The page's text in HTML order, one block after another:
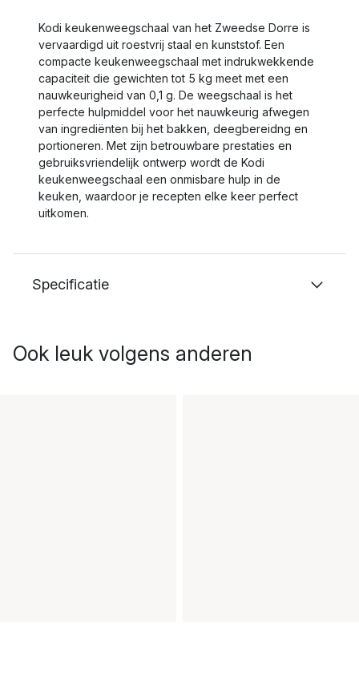
Kodi keukenweegschaal van het Zweedse Dorre is
vervaardigd uit roestvrij staal en kunststof. Een
compacte keukenweegschaal met indrukwekkende
capaciteit die gewichten tot 5 kg meet met een
nauwkeurigheid van 0,1 g. De weegschaal is het
perfecte hulpmiddel voor het nauwkeurig afwegen
van ingrediënten bij het bakken, deegbereidng en
portioneren. Met zijn betrouwbare prestaties en
gebruiksvriendelijk ontwerp wordt de Kodi
keukenweegschaal een onmisbare hulp in de
keuken, waardoor je recepten elke keer perfect
uitkomen.
Specificatie
Ook leuk volgens anderen